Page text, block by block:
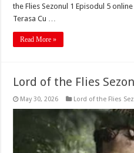
the Flies Sezonul 1 Episodul 5
Terasa Cu …
Read More »
Lord of the Flies
May 30, 2026 Lord of the Flies